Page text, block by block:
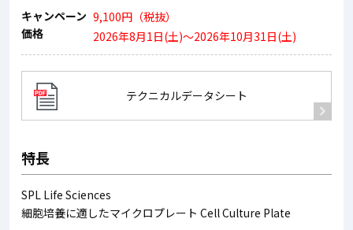
キャンペーン
価格
9,100円（税抜）
2026年8月1日(土)～2026年10月31日(土)
テクニカルデータシート
特長
SPL Life Sciences
細胞培養に適したマイクロプレート Cell Culture Plate